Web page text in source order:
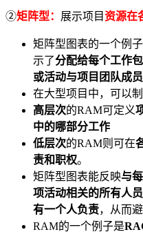
②矩阵型： 展示项目资源在
矩阵型图表的一个例
示了分配给每个工作
或活动与项目团队成
在大型项目中，可以
高层次的RAM可定义
中的哪部分工作
低层次的RAM则可在
责和职权。
矩阵型图表能反映与
项活动相关的所有人员
有一个人负责，从而
RAM的一个例子是